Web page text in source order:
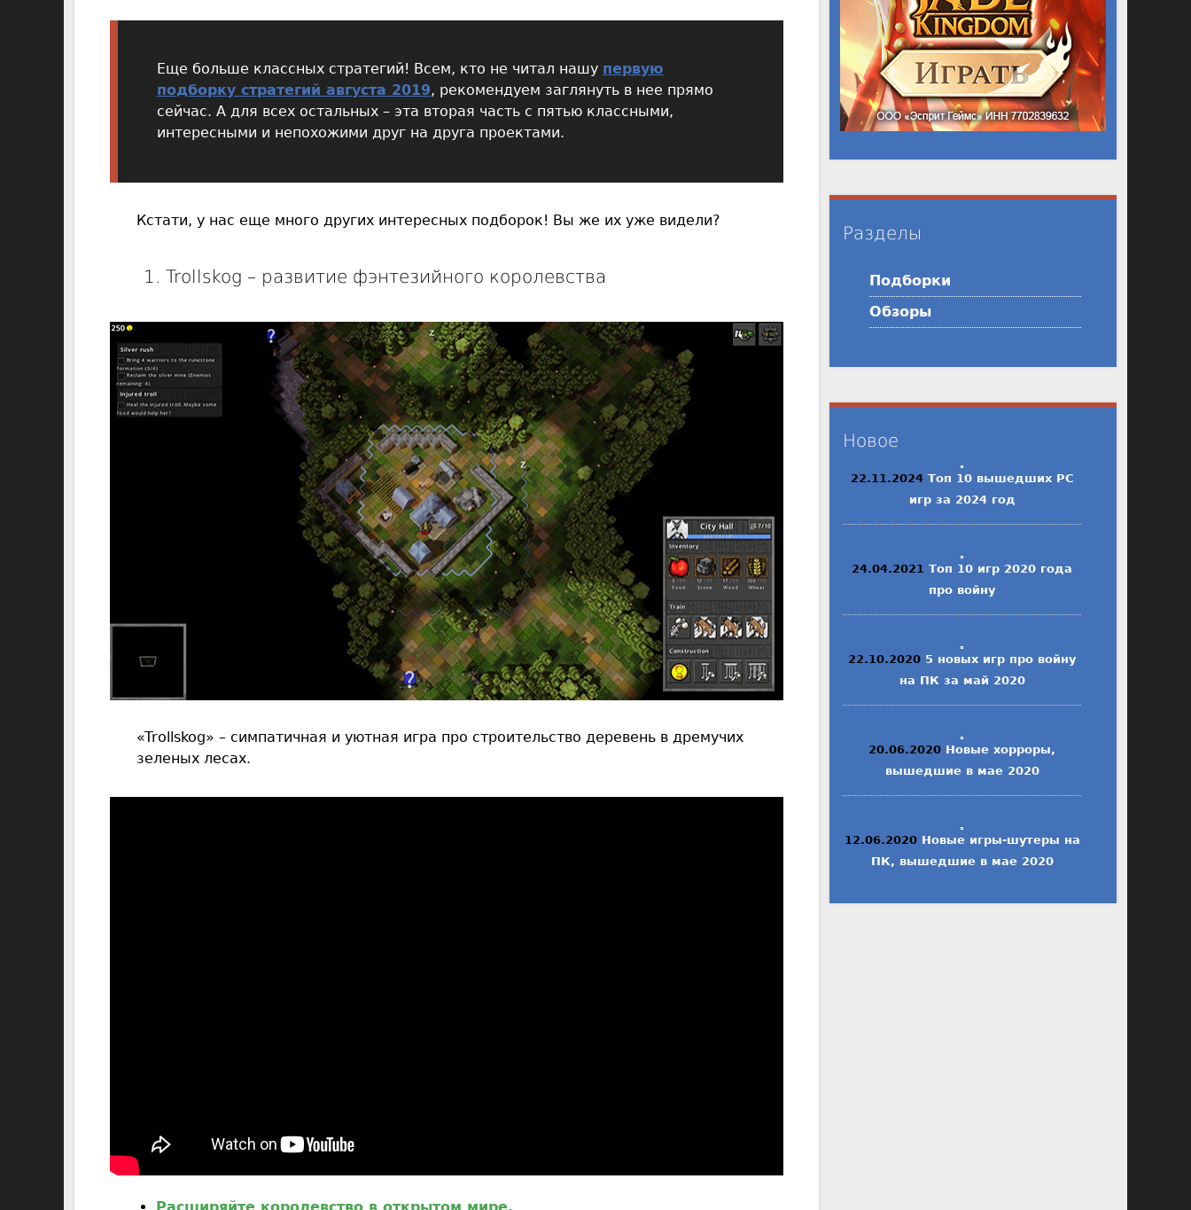
Еще больше классных стратегий! Всем, кто не читал нашу первую
подборку стратегий августа 2019, рекомендуем заглянуть в нее прямо
сейчас. А для всех остальных – эта вторая часть с пятью классными,
интересными и непохожими друг на друга проектами.
Кстати, у нас еще много других интересных подборок! Вы же их уже видели?
1. Trollskog – развитие фэнтезийного королевства
«Trollskog» – симпатичная и уютная игра про строительство деревень в дремучих
зеленых лесах.
Разделы
Подборки
Обзоры
Новое
22.11.2024 Топ 10 вышедших PC
игр за 2024 год
24.04.2021 Топ 10 игр 2020 года
про войну
22.10.2020 5 новых игр про войну
на ПК за май 2020
20.06.2020 Новые хорроры,
вышедшие в мае 2020
12.06.2020 Новые игры-шутеры на
ПК, вышедшие в мае 2020